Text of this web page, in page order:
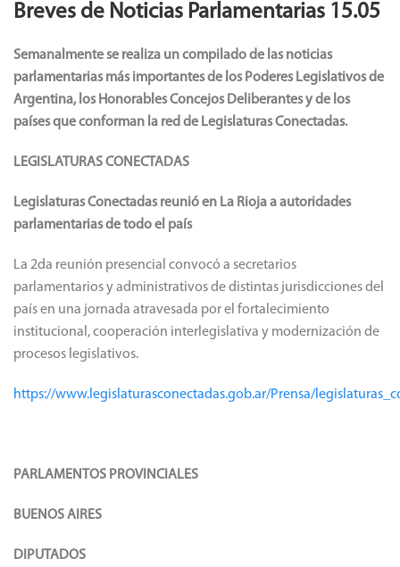
Breves de Noticias Parlamentarias 15.05
Semanalmente se realiza un compilado de las noticias
parlamentarias más importantes de los Poderes Legislativos de
Argentina, los Honorables Concejos Deliberantes y de los
países que conforman la red de Legislaturas Conectadas.
LEGISLATURAS CONECTADAS
Legislaturas Conectadas reunió en La Rioja a autoridades
parlamentarias de todo el país
La 2da reunión presencial convocó a secretarios
parlamentarios y administrativos de distintas jurisdicciones del
país en una jornada atravesada por el fortalecimiento
institucional, cooperación interlegislativa y modernización de
procesos legislativos.
https://www.legislaturasconectadas.gob.ar/Prensa/
PARLAMENTOS PROVINCIALES
BUENOS AIRES
DIPUTADOS